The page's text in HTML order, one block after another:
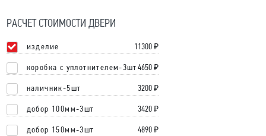
РАСЧЕТ СТОИМОСТИ ДВЕРИ
изделие 11300₽
коробка с уплотнителем-3шт 4650 ₽
наличник-5шт 3200 ₽
добор 100мм-3шт 3420 ₽
добор 150мм-3шт 4890 ₽